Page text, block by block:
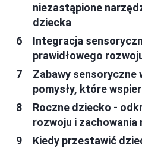
niezastąpione
dziecka
Integracja
prawidłowego
Zabawy sensoryczne
pomysły, które
Roczne dziecko -
rozwoju i zachowania
Kiedy przestawić